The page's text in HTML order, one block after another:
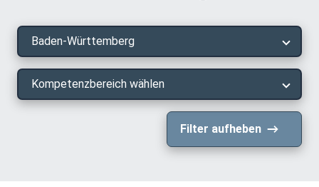
Baden-Württemberg
Kompetenzbereich wählen
Filter aufheben